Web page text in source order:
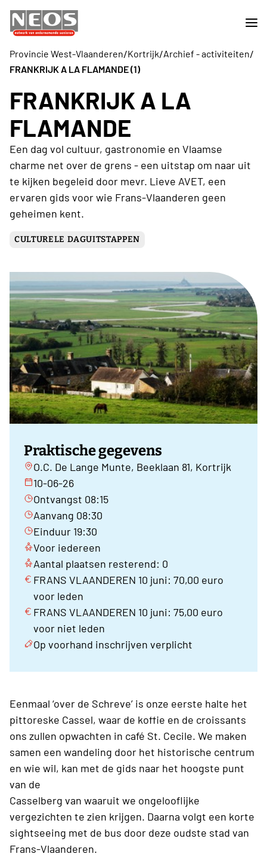
Provincie West-Vlaanderen/Kortrijk/Archief - activiteiten/
FRANKRIJK A LA FLAMANDE (1)
FRANKRIJK A LA
FLAMANDE
Een dag vol cultuur, gastronomie en Vlaamse
charme net over de grens - een uitstap om naar uit
te kijken begeleid door mevr. Lieve AVET, een
ervaren gids voor wie Frans-Vlaanderen geen
geheimen kent.
CULTURELE DAGUITSTAPPEN
Praktische gegevens
O.C. De Lange Munte, Beeklaan 81, Kortrijk
10-06-26
Ontvangst 08:15
Aanvang 08:30
Einduur 19:30
Voor iedereen
Aantal plaatsen resterend: 0
FRANS VLAANDEREN 10 juni: 70,00 euro
voor leden
FRANS VLAANDEREN 10 juni: 75,00 euro
voor niet leden
Op voorhand inschrijven verplicht
Eenmaal ‘over de Schreve’ is onze eerste halte het
pittoreske Cassel, waar de koffie en de croissants
ons zullen opwachten in café St. Cecile. We maken
samen een wandeling door het historische centrum
en wie wil, kan met de gids naar het hoogste punt
van de
Casselberg van waaruit we ongelooflijke
vergezichten te zien krijgen. Daarna volgt een korte
sightseeing met de bus door deze oudste stad van
Frans-Vlaanderen.